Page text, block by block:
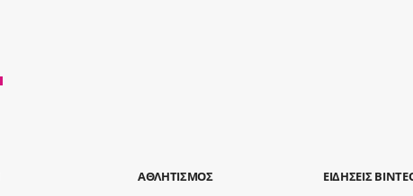
ΑΘΛΗΤΙΣΜΟΣ
ΕΙΔΗΣΕΙΣ